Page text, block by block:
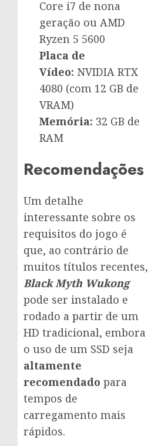
Core i7 de nona
geração ou AMD
Ryzen 5 5600
Placa de
Vídeo: NVIDIA RTX
4080 (com 12 GB de
VRAM)
Memória: 32 GB de
RAM
Recomendações
Um detalhe
interessante sobre os
requisitos do jogo é
que, ao contrário de
muitos títulos recentes,
Black Myth Wukong
pode ser instalado e
rodado a partir de um
HD tradicional, embora
o uso de um SSD seja
altamente
recomendado para
tempos de
carregamento mais
rápidos.